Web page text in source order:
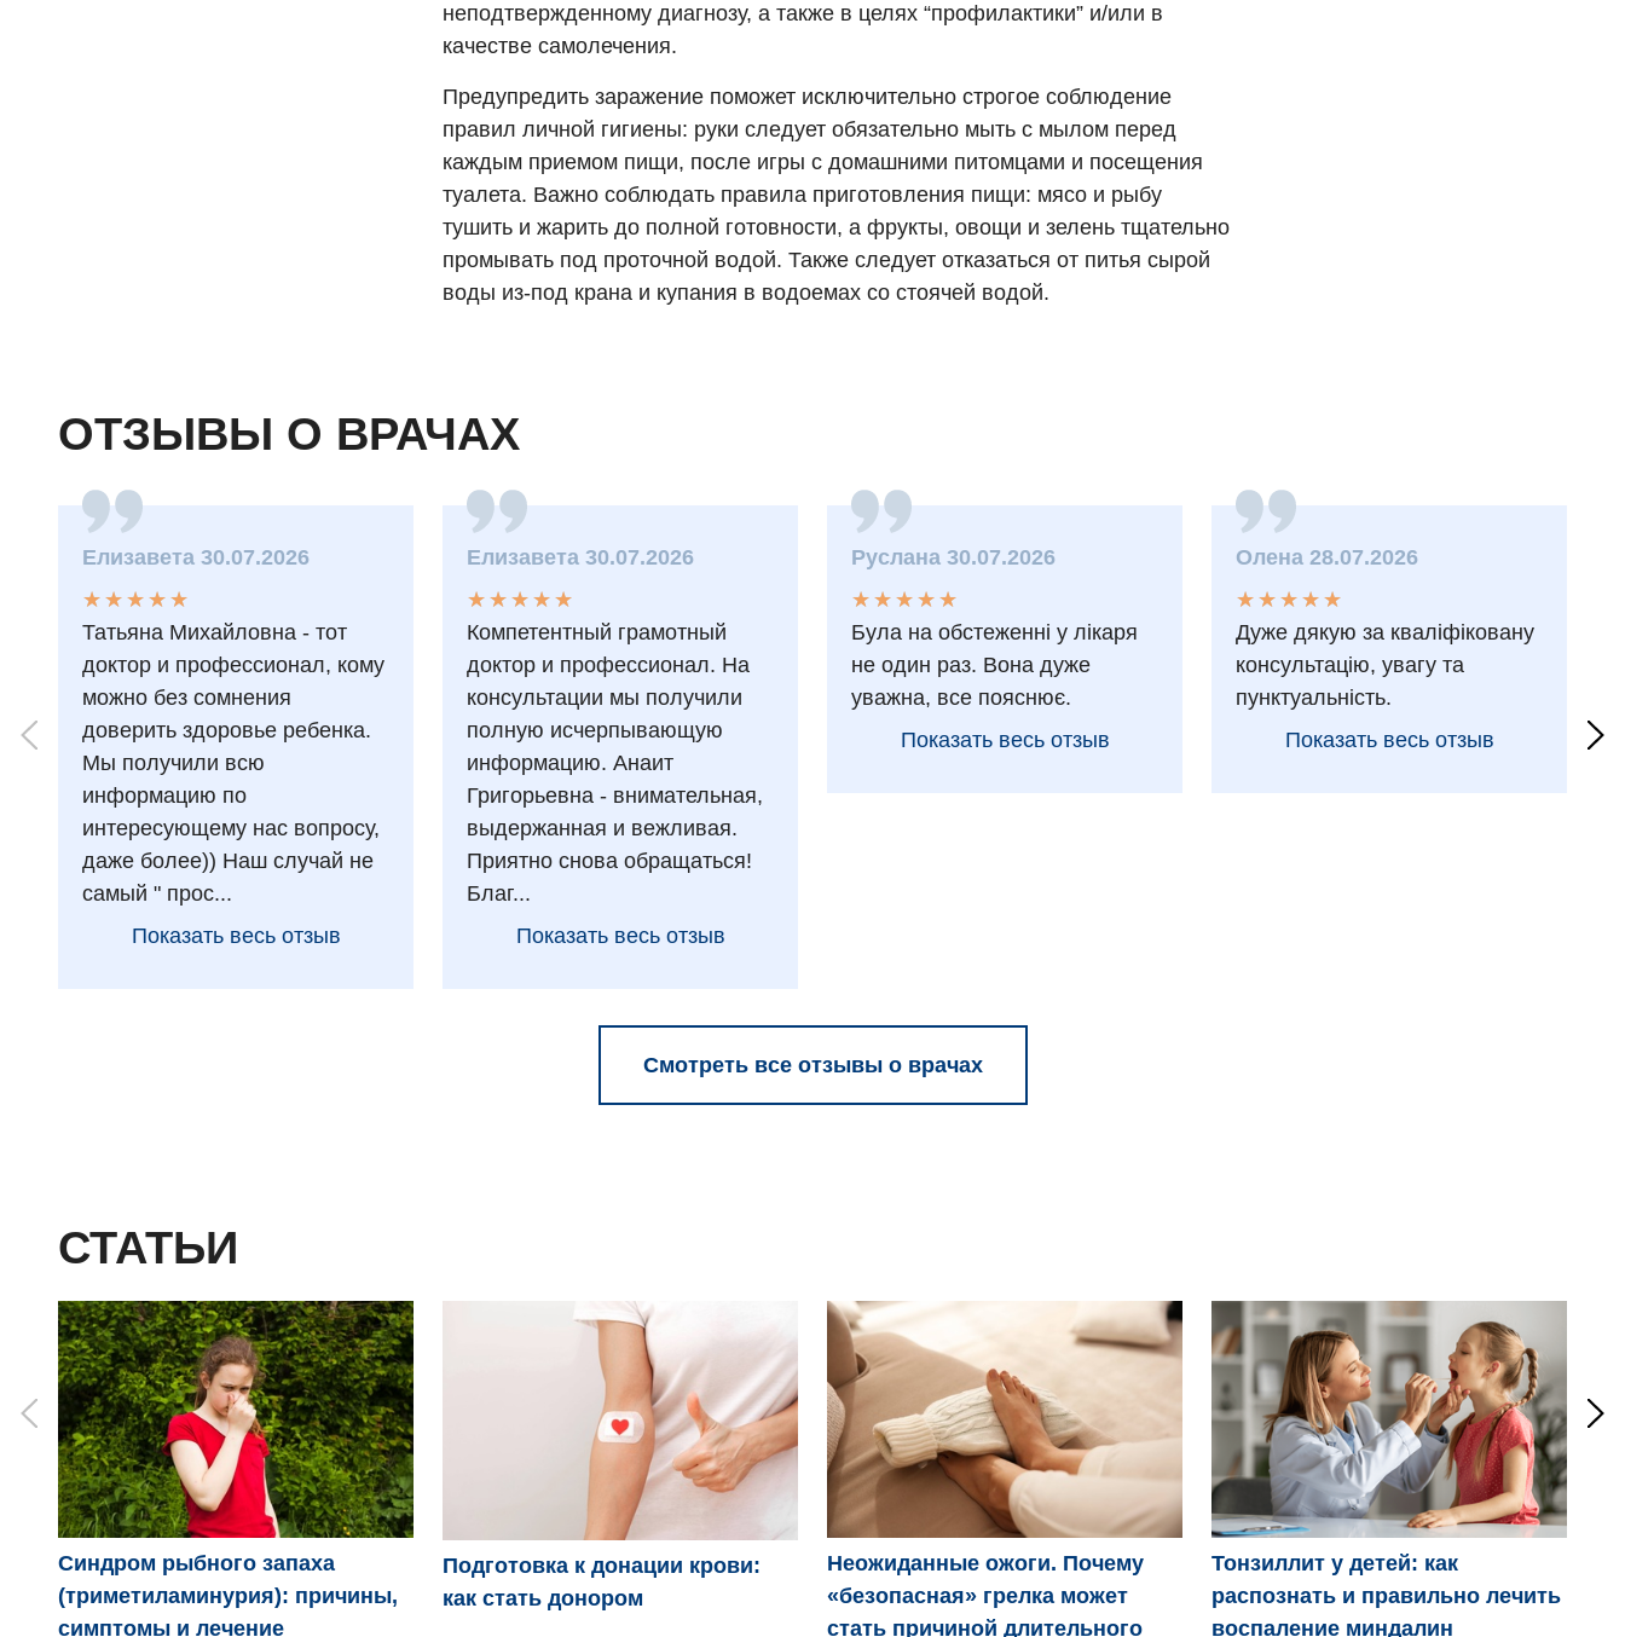
неподтвержденному диагнозу, а также в целях “профилактики” и/или в
качестве самолечения.
Предупредить заражение поможет исключительно строгое соблюдение
правил личной гигиены: руки следует обязательно мыть с мылом перед
каждым приемом пищи, после игры с домашними питомцами и посещения
туалета. Важно соблюдать правила приготовления пищи: мясо и рыбу
тушить и жарить до полной готовности, а фрукты, овощи и зелень тщательно
промывать под проточной водой. Также следует отказаться от питья сырой
воды из-под крана и купания в водоемах со стоячей водой.
ОТЗЫВЫ О ВРАЧАХ
Елизавета 30.07.2026
★
★
★
★
★
★ ★ ★ ★ ★
Татьяна Михайловна - тот
доктор и профессионал, кому
можно без сомнения
доверить здоровье ребенка.
Мы получили всю
информацию по
интересующему нас вопросу,
даже более)) Наш случай не
самый " прос...
Показать весь отзыв
Елизавета 30.07.2026
★
★
★
★
★
★ ★ ★ ★ ★
Компетентный грамотный
доктор и профессионал. На
консультации мы получили
полную исчерпывающую
информацию. Анаит
Григорьевна - внимательная,
выдержанная и вежливая.
Приятно снова обращаться!
Благ...
Показать весь отзыв
Руслана 30.07.2026
★
★
★
★
★
★ ★ ★ ★ ★
Була на обстеженні у лікаря
не один раз. Вона дуже
уважна, все пояснює.
Показать весь отзыв
Олена 28.07.2026
★
★
★
★
★
★ ★ ★ ★ ★
Дуже дякую за кваліфіковану
консультацію, увагу та
пунктуальність.
Показать весь отзыв
Смотреть все отзывы о врачах
СТАТЬИ
Синдром рыбного запаха
(триметиламинурия): причины,
симптомы и лечение
Подготовка к донации крови:
как стать донором
Неожиданные ожоги. Почему
«безопасная» грелка может
стать причиной длительного
Тонзиллит у детей: как
распознать и правильно лечить
воспаление миндалин